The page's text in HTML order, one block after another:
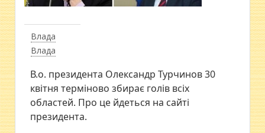
Влада
Влада
В.о. президента Олександр Турчинов 30
квітня терміново збирає голів всіх
областей. Про це йдеться на сайті
президента.